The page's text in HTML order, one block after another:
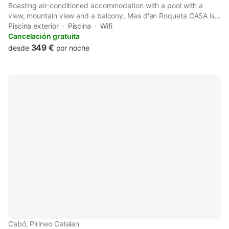
Boasting air-conditioned accommodation with a pool with a
view, mountain view and a balcony, Mas d'en Roqueta CASA is
set in Aravell.
Piscina exterior Piscina
Wifi
Cancelación gratuita
desde 349 € por noche
Cabó, Pirineo Catalan